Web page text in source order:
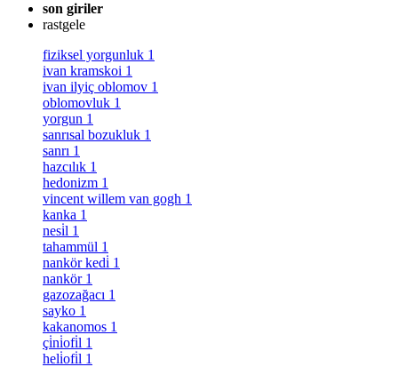
son giriler
rastgele
fiziksel yorgunluk 1
ivan kramskoi 1
ivan ilyiç oblomov 1
oblomovluk 1
yorgun 1
sanrısal bozukluk 1
sanrı 1
hazcılık 1
hedonizm 1
vincent willem van gogh 1
kanka 1
nesi̇l 1
tahammül 1
nankör kedi̇ 1
nankör 1
gazozağacı 1
sayko 1
kakanomos 1
çi̇ni̇ofi̇l 1
heli̇ofi̇l 1